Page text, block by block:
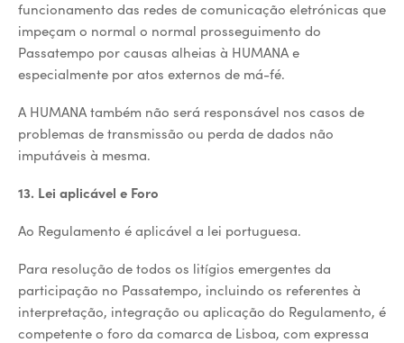
funcionamento das redes de comunicação eletrónicas que
impeçam o normal o normal prosseguimento do
Passatempo por causas alheias à HUMANA e
especialmente por atos externos de má-fé.
A HUMANA também não será responsável nos casos de
problemas de transmissão ou perda de dados não
imputáveis à mesma.
13. Lei aplicável e Foro
Ao Regulamento é aplicável a lei portuguesa.
Para resolução de todos os litígios emergentes da
participação no Passatempo, incluindo os referentes à
interpretação, integração ou aplicação do Regulamento, é
competente o foro da comarca de Lisboa, com expressa